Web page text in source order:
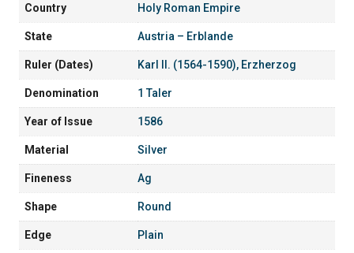
Country Holy Roman Empire
State Austria – Erblande
Ruler (Dates) Karl II. (1564-1590), Erzherzog
Denomination 1 Taler
Year of Issue 1586
Material Silver
Fineness Ag
Shape Round
Edge Plain